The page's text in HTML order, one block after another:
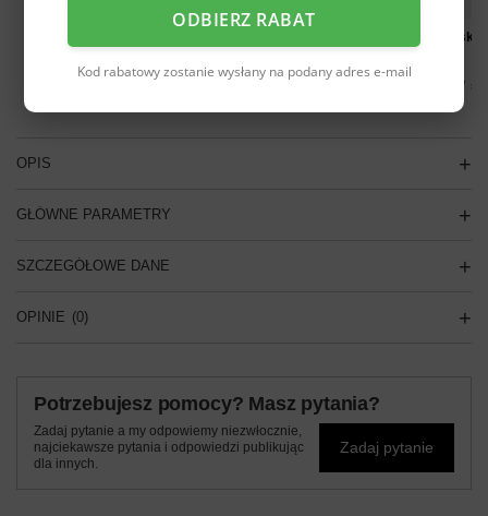
Zestaw męski
/
OPIS
GŁÓWNE PARAMETRY
SZCZEGÓŁOWE DANE
OPINIE (0)
Potrzebujesz pomocy? Masz pytania?
Zadaj pytanie a my odpowiemy niezwłocznie,
najciekawsze pytania i odpowiedzi publikując
dla innych.
Zadaj pytanie
ODBIERZ RABAT
Kod rabatowy zostanie wysłany na podany adres e-mail